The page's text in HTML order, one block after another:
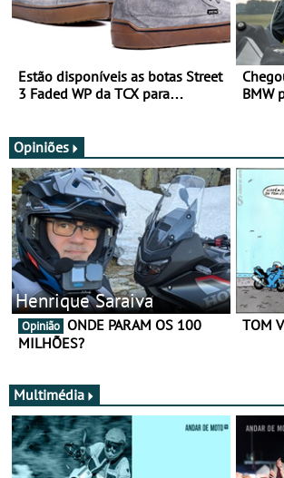
Estão disponíveis as botas Street
3 Faded WP da TCX para
BMW
Opiniões
Henrique Saraiva
Opinião
MILHÕES?
TOM
Multimédia